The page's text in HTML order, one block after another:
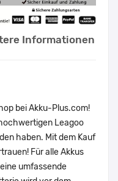
Informationen
bei Akku-Plus.com!
Leagoo
haben. Mit dem Kauf
Für alle Akkus
umfassende